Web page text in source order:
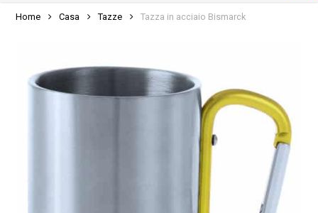
Home Casa Tazze Tazza in acciaio Bismarck